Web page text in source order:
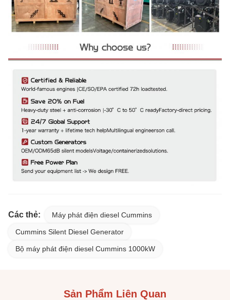
Các thẻ: Máy phát điện diesel Cummins
Cummins Silent Diesel Generator
Bộ máy phát điện diesel Cummins 1000kW
Sản Phẩm Liên Quan